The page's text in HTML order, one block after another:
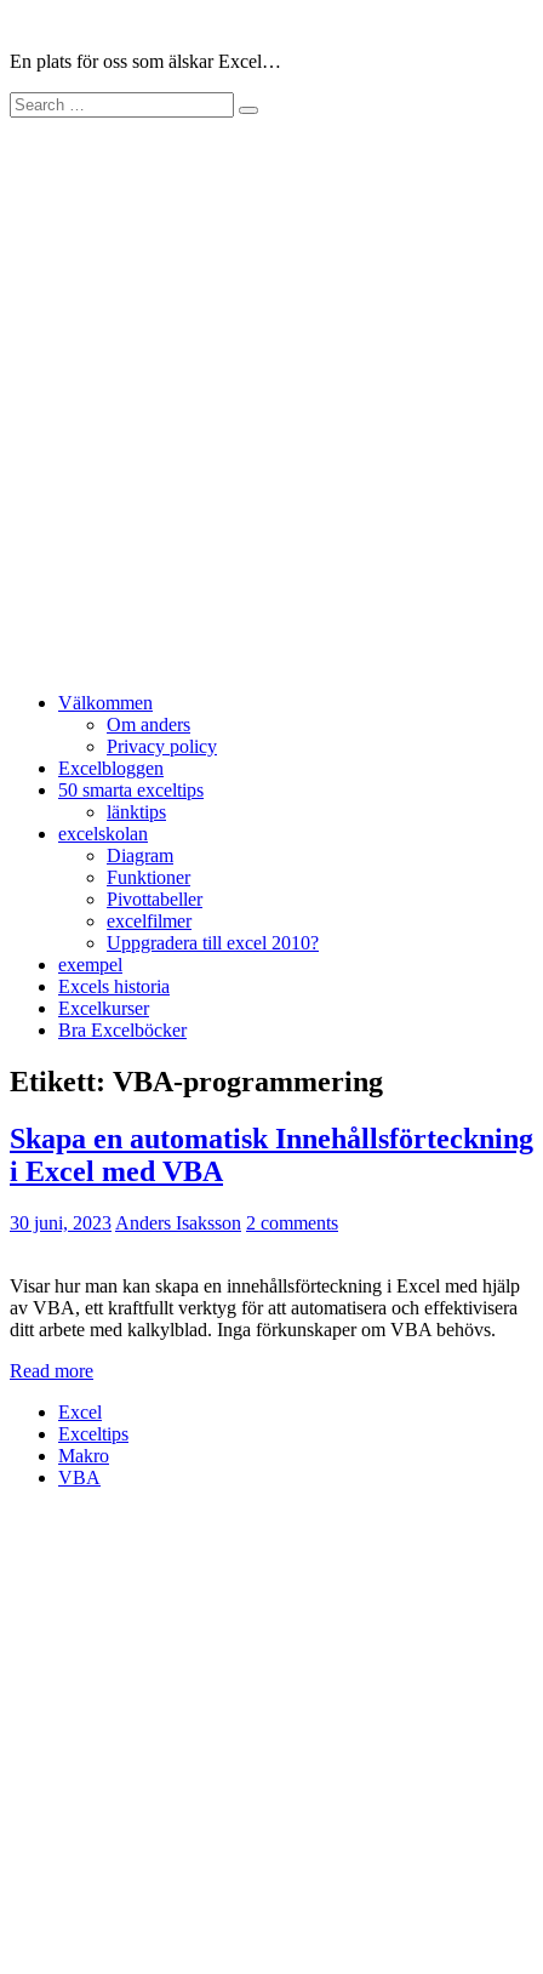
content
En plats för oss som älskar Excel…
Search
for:
Välkommen
Om anders
Privacy policy
Excelbloggen
50 smarta exceltips
länktips
excelskolan
Diagram
Funktioner
Pivottabeller
excelfilmer
Uppgradera till excel 2010?
exempel
Excels historia
Excelkurser
Bra Excelböcker
Etikett: VBA-programmering
Skapa en automatisk Innehållsförteckning
i Excel med VBA
30 juni, 2023 Anders Isaksson 2 comments
Visar hur man kan skapa en innehållsförteckning i Excel med hjälp
av VBA, ett kraftfullt verktyg för att automatisera och effektivisera
ditt arbete med kalkylblad. Inga förkunskaper om VBA behövs.
Read more
Excel
Exceltips
Makro
VBA